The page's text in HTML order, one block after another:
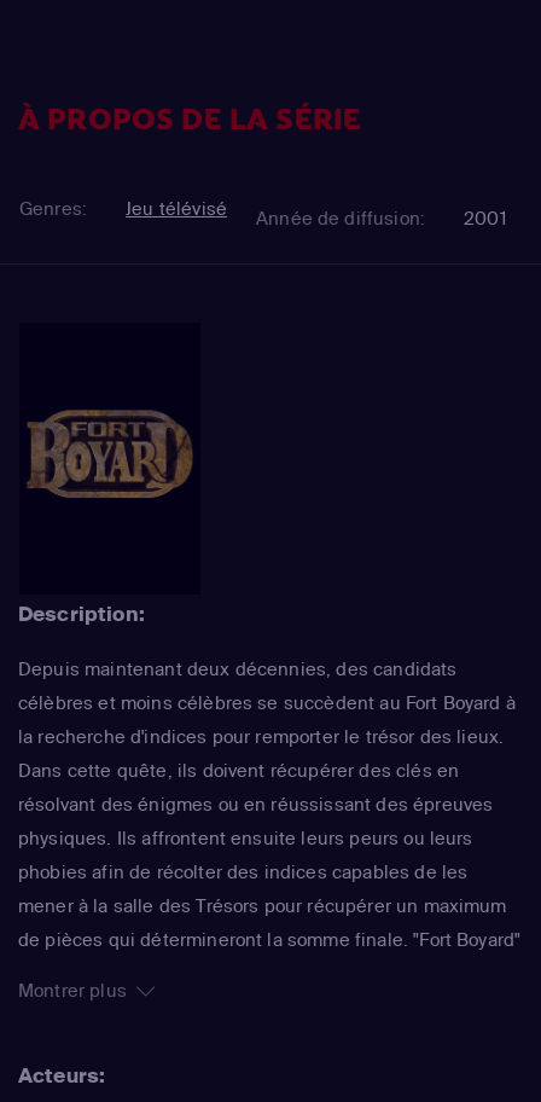
À PROPOS DE LA SÉRIE
Genres: Jeu télévisé Année de diffusion: 2001
Description:
Depuis maintenant deux décennies, des candidats
célèbres et moins célèbres se succèdent au Fort Boyard à
la recherche d'indices pour remporter le trésor des lieux.
Dans cette quête, ils doivent récupérer des clés en
résolvant des énigmes ou en réussissant des épreuves
physiques. Ils affrontent ensuite leurs peurs ou leurs
phobies afin de récolter des indices capables de les
mener à la salle des Trésors pour récupérer un maximum
de pièces qui détermineront la somme finale. "Fort Boyard"
personnages haut en couleur comme le Père Fouras ou
Montrer plus
Acteurs: